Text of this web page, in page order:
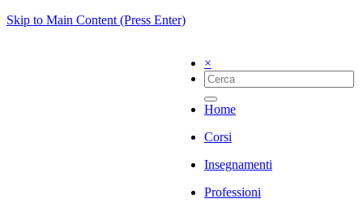
Skip to Main Content (Press Enter)
×
Home
Corsi
Insegnamenti
Professioni